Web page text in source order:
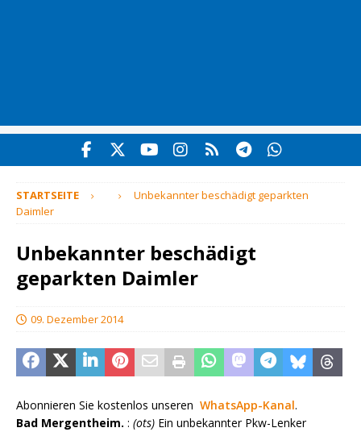
STARTSEITE
Unbekannter beschädigt geparkten
Daimler
Unbekannter beschädigt
geparkten Daimler
09. Dezember 2014
Abonnieren Sie kostenlos unseren WhatsApp-Kanal.
Bad Mergentheim. : (ots) Ein unbekannter Pkw-Lenker